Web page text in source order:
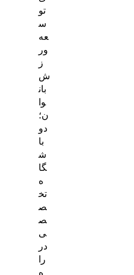
تو
س
عه
ور
ز
ش
بان
وا
ن؛
دو
با
ش
گا
ه
تخ
ص
ص
ی
در
را
ه